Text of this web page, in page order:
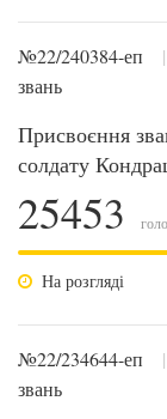
№22/240384-еп |
звань
Присвоєння
солдату
25453
На розгляді
№22/234644-еп |
звань